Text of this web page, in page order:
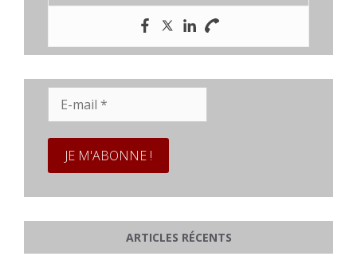
mail
ARTICLES RÉCENTS